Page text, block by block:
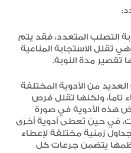
التصلب المتعدد، فقد يتم
تقلل الاستجابة المناعية
تقصير مدة النوبة.
من الأدوية المختلفة
تاماً، ولكنها تقلل فرص
هذه الأدوية في صورة
في حين تُعطى أدوية أخرى
زمنية مختلفة لإعطاء
يتضمن جرعات كل